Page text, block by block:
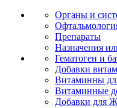
Органы и
Препараты
Назначения
Гематоген и
Добавки
Витаминны
Витаминные
Добавки для